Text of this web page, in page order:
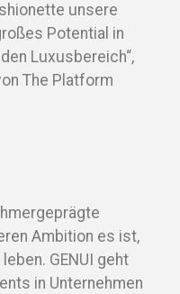
unsere
Potential in
Luxusbereich“,
The Platform
Ambition es ist,
GENUI geht
in Unternehmen